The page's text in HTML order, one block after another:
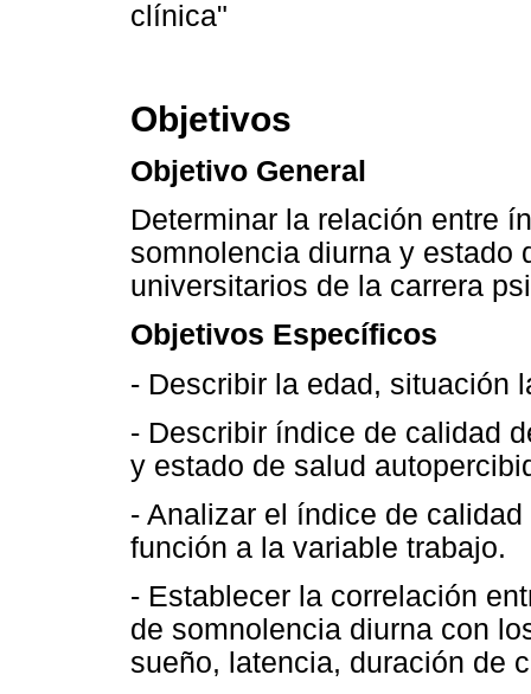
clínica"
Objetivos
Objetivo General
Determinar la relación entre
somnolencia diurna y estado
universitarios de la carrera
Objetivos Específicos
- Describir la edad, situación
- Describir índice de calidad
y estado de salud
- Analizar el índice de
función a la variable trabajo.
- Establecer la correlación
de somnolencia diurna con
sueño, latencia, duración de